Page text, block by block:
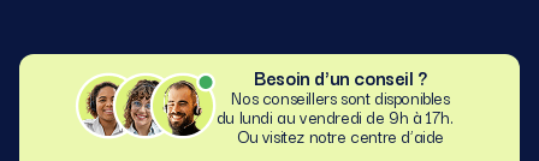
Besoin d'un conseil ?
Nos conseillers sont disponibles
du lundi au vendredi de 9h à 17h.
Ou visitez notre centre d’aide​